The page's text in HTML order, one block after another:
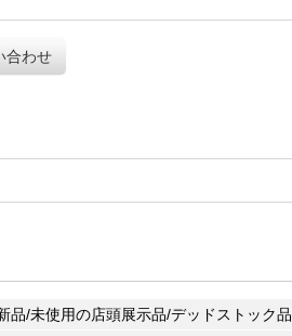
合わせ
品/未使用の店頭展示品/デッドストック品